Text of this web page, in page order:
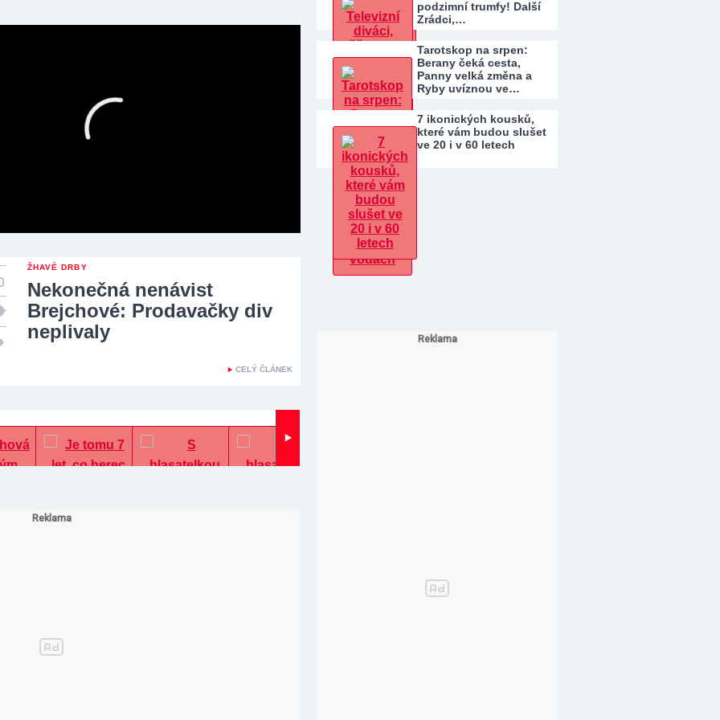
ŽHAVÉ DRBY
Nekonečná nenávist
Brejchové: Prodavačky div
neplivaly
CELÝ ČLÁNEK
podzimní trumfy! Další
Zrádci,…
Tarotskop na srpen:
Berany čeká cesta,
Panny velká změna a
Ryby uvíznou ve…
7 ikonických kousků,
které vám budou slušet
ve 20 i v 60 letech